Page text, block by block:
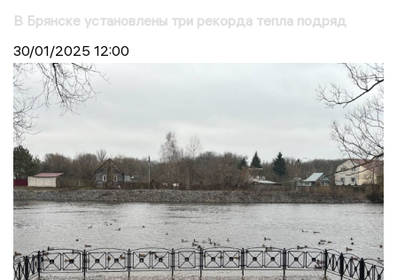
В Брянске установлены три рекорда тепла подряд
30/01/2025 12:00